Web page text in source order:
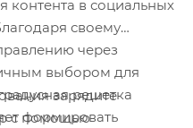
контента в социальных
своему
через
выбором для
решетка
формировать
зарядите
с помощью